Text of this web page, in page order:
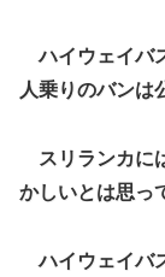
ハイウェイバ
人乗りのバンは
スリランカに
かしいとは思っ
ハイウェイバ